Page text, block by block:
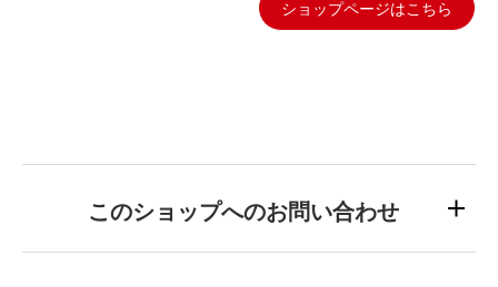
ショップページはこちら
このショップへのお問い合わせ